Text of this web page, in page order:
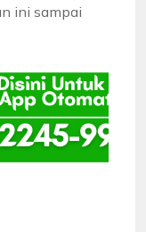
ini sampai